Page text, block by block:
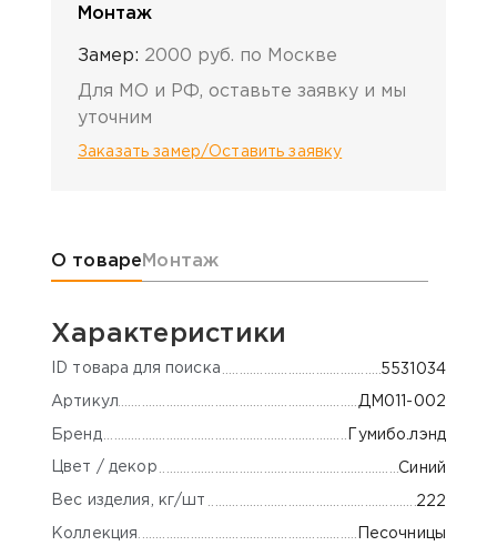
Монтаж
Замер: 2000 руб. по Москве
Для МО и РФ, оставьте заявку и мы
уточним
Заказать замер/Оставить заявку
Информация о товаре
О товаре Монтаж
Характеристики
ID товара для поиска 5531034
Артикул ДМ011-002
Бренд Гумибо.лэнд
Цвет / декор Синий
Вес изделия, кг/шт 222
Коллекция Песочницы